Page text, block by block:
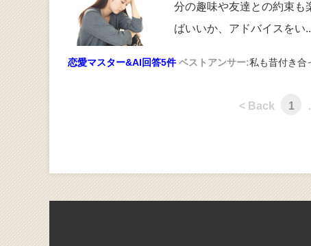
分の趣味や友達との約束も
ばいいか、アドバイスをい
恋愛マスター&AI回答5件 ベストアンサー:私も昔付き合
< Back 1